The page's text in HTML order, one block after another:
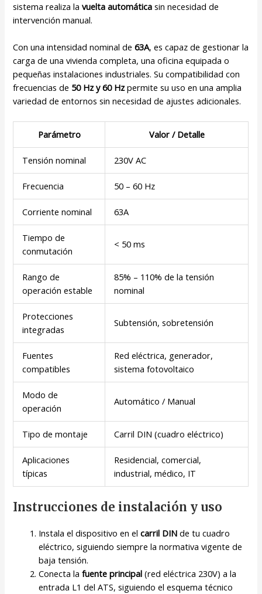
sistema realiza lavuelta automática sin necesidad de
intervención manual.
Con una intensidad nominal de63A, es capaz de gestionar la
carga de una vivienda completa, una oficina equipada o
pequeñas instalaciones industriales. Su compatibilidad con
frecuencias de 50 Hz y 60 Hzpermite su uso en una amplia
variedad de entornos sin necesidad de ajustes adicionales.
Parámetro Valor / Detalle
Tensión nominal 230V AC
Frecuencia 50 – 60 Hz
Corriente nominal 63A
Tiempo de
conmutación
< 50 ms
Rango de
operación estable
85% – 110% de la tensión
nominal
Protecciones
integradas
Subtensión, sobretensión
Fuentes
compatibles
Red eléctrica, generador,
sistema fotovoltaico
Modo de
operación
Automático / Manual
Tipo de montaje Carril DIN (cuadro eléctrico)
Aplicaciones
típicas
Residencial, comercial,
industrial, médico, IT
Instrucciones de instalación y uso
Instala el dispositivo en elcarril DIN de tu cuadro
eléctrico, siguiendo siempre la normativa vigente de
baja tensión.
Conecta lafuente principal (red eléctrica 230V) a la
entrada L1 del ATS, siguiendo el esquema técnico